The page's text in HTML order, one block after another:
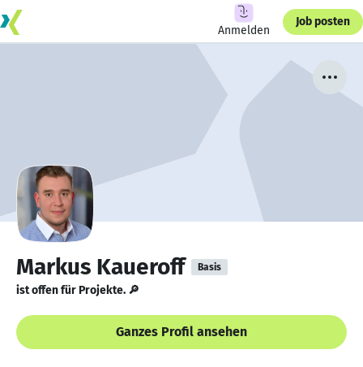
Anmelden
Job posten
Markus Kaueroff Basis
ist offen für Projekte. 🔎
Ganzes Profil ansehen